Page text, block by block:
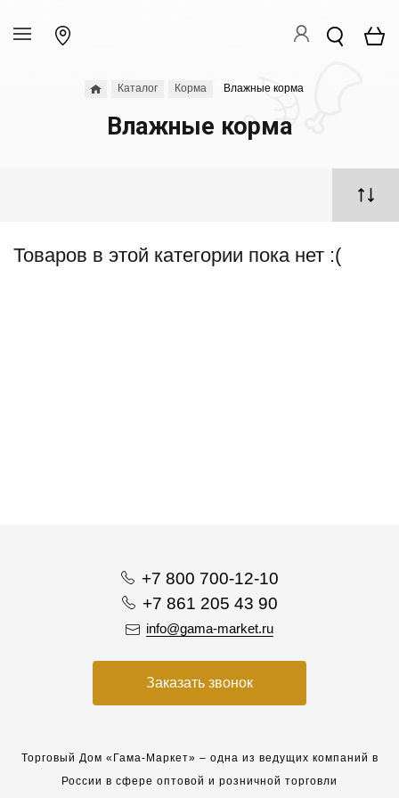
Каталог Корма Влажные корма
Влажные корма
Товаров в этой категории пока нет :(
+7 800 700-12-10
+7 861 205 43 90
info@gama-market.ru
Заказать звонок
Торговый Дом «Гама-Маркет» – одна из ведущих компаний в
России в сфере оптовой и розничной торговли